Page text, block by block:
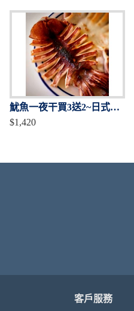
魷魚一夜干買3送2~日式居酒屋御用
$1,420
客戶服務